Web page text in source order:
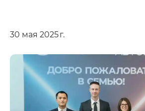
30 мая 2025 г.